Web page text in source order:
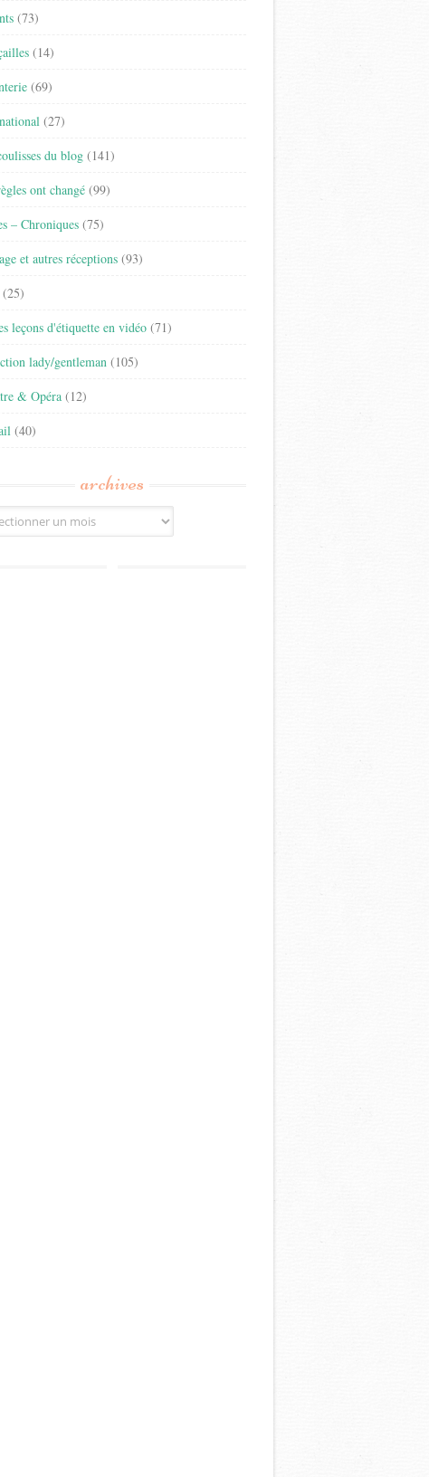
(73)
(14)
(69)
(27)
du blog (141)
ont changé (99)
– Chroniques (75)
et autres réceptions (93)
(25)
leçons d'étiquette en vidéo (71)
lady/gentleman (105)
& Opéra (12)
(40)
archives